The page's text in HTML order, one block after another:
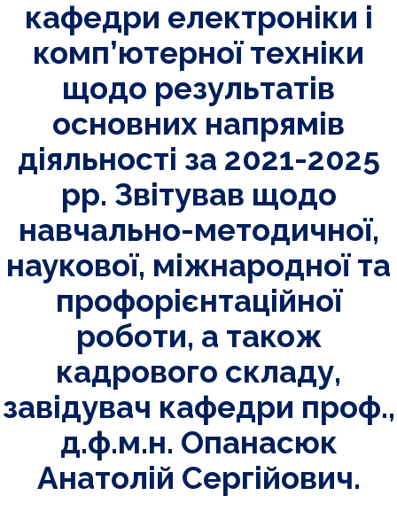
кафедри електроніки і
комп’ютерної техніки
щодо результатів
основних напрямів
діяльності за 2021-2025
рр. Звітував щодо
навчально-методичної,
наукової, міжнародної та
профорієнтаційної
роботи, а також
кадрового складу,
завідувач кафедри проф.,
д.ф.м.н. Опанасюк
Анатолій Сергійович.